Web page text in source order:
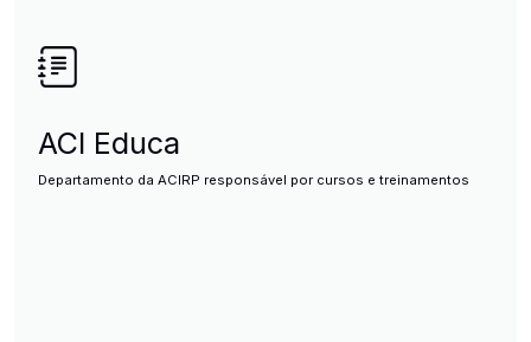
ACI Educa
Departamento da ACIRP responsável por cursos e treinamentos